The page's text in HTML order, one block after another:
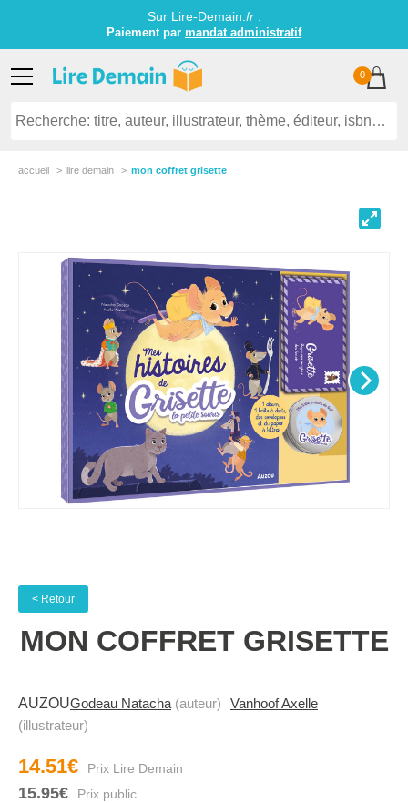
Sur Lire-Demain. fr:
Paiement par mandat administratif
0
accueil lire demain mon coffret grisette
< Retour
MON COFFRET GRISETTE
AUZOUGodeau Natacha (auteur)
Vanhoof Axelle
(illustrateur)
14.51€
15.95€